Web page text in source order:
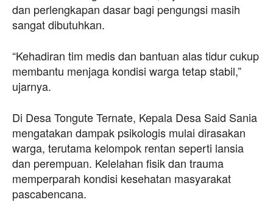
dan perlengkapan dasar bagi pengungsi masih
sangat dibutuhkan.
“Kehadiran tim medis dan bantuan alas tidur cukup
membantu menjaga kondisi warga tetap stabil,”
ujarnya.
Di Desa Tongute Ternate, Kepala Desa Said Sania
mengatakan dampak psikologis mulai dirasakan
warga, terutama kelompok rentan seperti lansia
dan perempuan. Kelelahan fisik dan trauma
memperparah kondisi kesehatan masyarakat
pascabencana.